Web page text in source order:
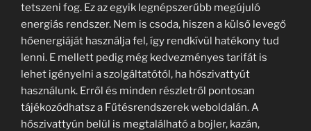
tetszeni fog. Ez az egyik legnépszerűbb megújuló
energiás rendszer. Nem is csoda, hiszen a külső levegő
hőenergiáját használja fel, így rendkívül hatékony tud
lenni. E mellett pedig még kedvezményes tarifát is
lehet igényelni a szolgáltatótól, ha hőszivattyút
használunk. Erről és minden részletről pontosan
tájékozódhatsz a Fűtésrendszerek weboldalán. A
hőszivattyún belül is megtalálható a bojler, kazán,